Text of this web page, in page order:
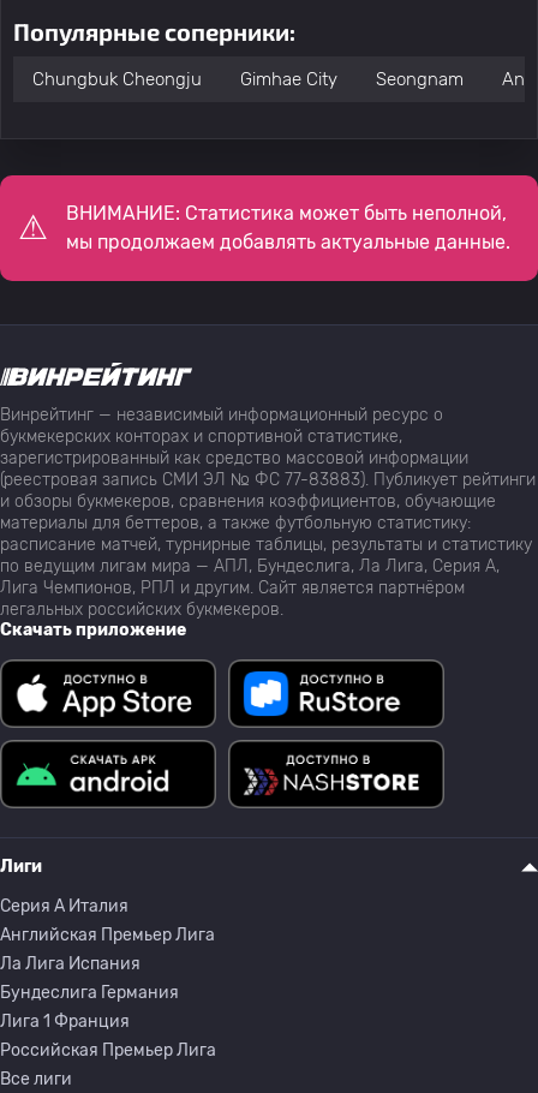
Популярные соперники:
Chungbuk Cheongju Gimhae City Seongnam
ВНИМАНИЕ: Статистика может быть неполной,
мы продолжаем добавлять актуальные данные.
Винрейтинг — независимый информационный ресурс о
букмекерских конторах и спортивной статистике,
зарегистрированный как средство массовой информации
(реестровая запись СМИ ЭЛ № ФС 77-83883). Публикует рейтинги
и обзоры букмекеров, сравнения коэффициентов, обучающие
материалы для беттеров, а также футбольную статистику:
расписание матчей, турнирные таблицы, результаты и статистику
по ведущим лигам мира — АПЛ, Бундеслига, Ла Лига, Серия А,
Лига Чемпионов, РПЛ и другим. Сайт является партнёром
легальных российских букмекеров.
Скачать приложение
Лиги
Серия A Италия
Английская Премьер Лига
Ла Лига Испания
Бундеслига Германия
Лига 1 Франция
Российская Премьер Лига
Все лиги